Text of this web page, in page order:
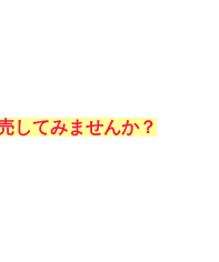
してみませんか？